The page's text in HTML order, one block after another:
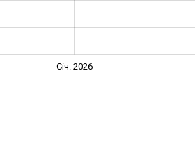
Січ. 2026